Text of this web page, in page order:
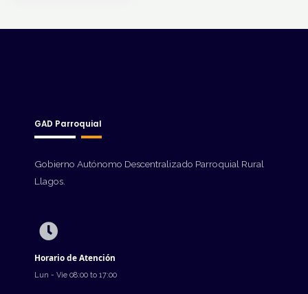
GAD Parroquial
Gobierno Autónomo Descentralizado Parroquial Rural
Llagos.
Horario de Atención
Lun - Vie 08:00 to 17:00